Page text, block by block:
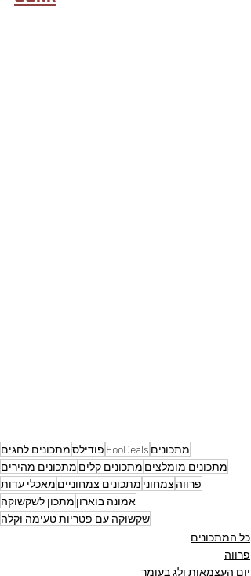
מתכונים FooDeals פודילסמתכונים לחגים
מתכונים מומלצים מתכונים קלים מתכונים מהירים
פרווה צמחוני מתכונים צמחוניים מאכלי עדות
אמונה בוארון מתכון לשקשוקה
שקשוקה עם פטריות טעימה וקלה
כל המתכונים
פרווה
יום העצמאות ולג בעומר